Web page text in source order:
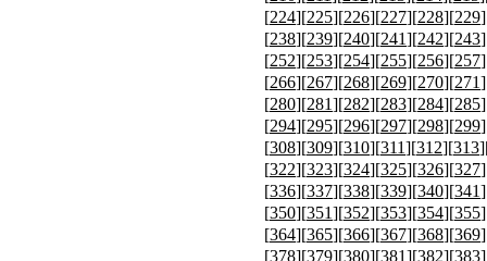
[224][225][226][227][228][229
[238][239][240][241][242][243
[252][253][254][255][256][257
[266][267][268][269][270][271
[280][281][282][283][284][285
[294][295][296][297][298][299
[308][309][310][311][312][313
[322][323][324][325][326][327
[336][337][338][339][340][341
[350][351][352][353][354][355
[364][365][366][367][368][369
[378][379][380][381][382][383